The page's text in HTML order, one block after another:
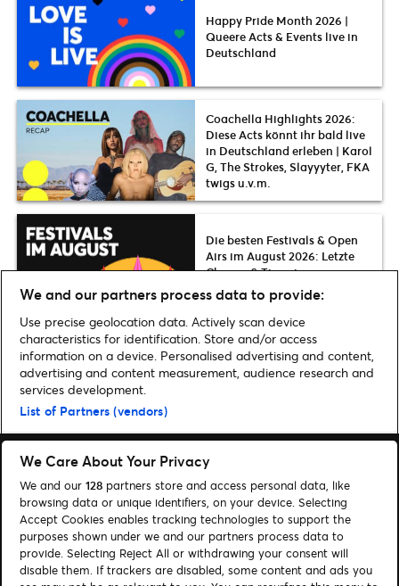
Happy Pride Month 2026 |
Queere Acts & Events live in
Deutschland
Coachella Highlights 2026:
Diese Acts könnt ihr bald live
in Deutschland erleben | Karol
G, The Strokes, Slayyyter, FKA
twigs u.v.m.
Die besten Festivals & Open
Airs im August 2026: Letzte
Chance & Tipps in ganz
Deutschland
Home Musik
Die spannendsten Latin-Konzerte 2025/2026 in
Deutschland | Unsere Tipps & Wünsche
Suchen
Cookie-Einwilligungstool
We and our partners process data to provide:
Use precise geolocation data. Actively scan device
characteristics for identification. Store and/or access
information on a device. Personalised advertising and content,
advertising and content measurement, audience research and
services development.
List of Partners (vendors)
We Care About Your Privacy
We and our 128 partners store and access personal data, like
browsing data or unique identifiers, on your device. Selecting
Accept Cookies enables tracking technologies to support the
purposes shown under we and our partners process data to
provide. Selecting Reject All or withdrawing your consent will
disable them. If trackers are disabled, some content and ads you